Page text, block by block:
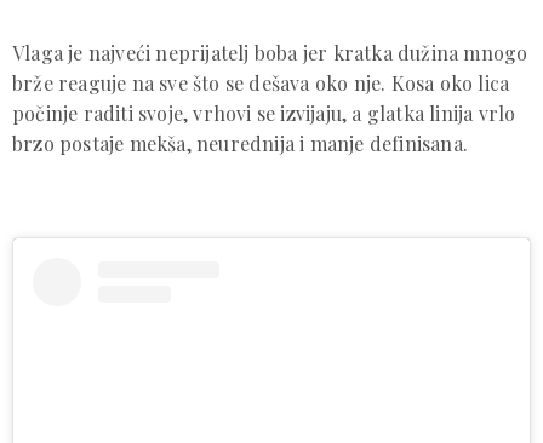
Vlaga je najveći neprijatelj boba jer kratka dužina mnogo
brže reaguje na sve što se dešava oko nje. Kosa oko lica
počinje raditi svoje, vrhovi se izvijaju, a glatka linija vrlo
brzo postaje mekša, neurednija i manje definisana.